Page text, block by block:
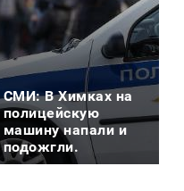
СМИ: В Химках на
полицейскую
машину напали и
подожгли.